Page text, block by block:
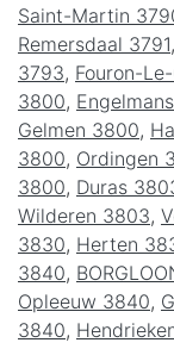
Saint-Martin
Remersdaal 3791,
3793, Fouron-
3800,
Gelmen 3800,
3800, Ordingen
3800, Duras
Wilderen 3803,
3830, Herten
3840,
Opleeuw 3840,
3840,